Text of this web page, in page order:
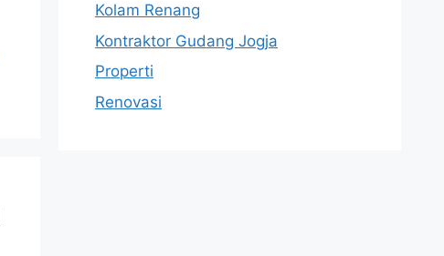
Kolam Renang
Kontraktor Gudang Jogja
Properti
Renovasi